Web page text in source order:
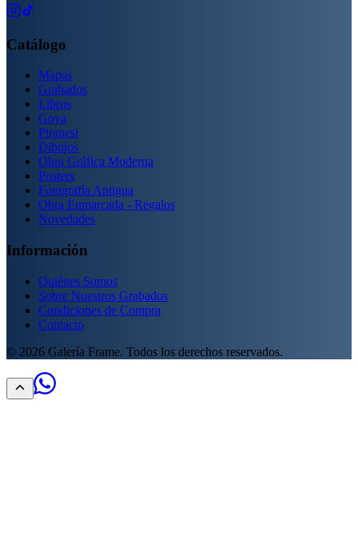
Catálogo
Mapas
Grabados
Libros
Goya
Piranesi
Dibujos
Obra Gráfica Moderna
Posters
Fotografía Antigua
Obra Enmarcada - Regalos
Novedades
Información
Quiénes Somos
Sobre Nuestros Grabados
Condiciones de Compra
Contacto
© 2026 Galería Frame. Todos los derechos reservados.